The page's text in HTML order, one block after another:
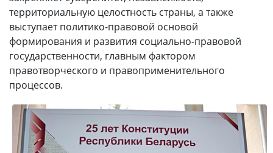
территориальную целостность страны, а также
выступает политико-правовой основой
формирования и развития социально-правовой
государственности, главным фактором
правотворческого и правоприменительного
процессов.